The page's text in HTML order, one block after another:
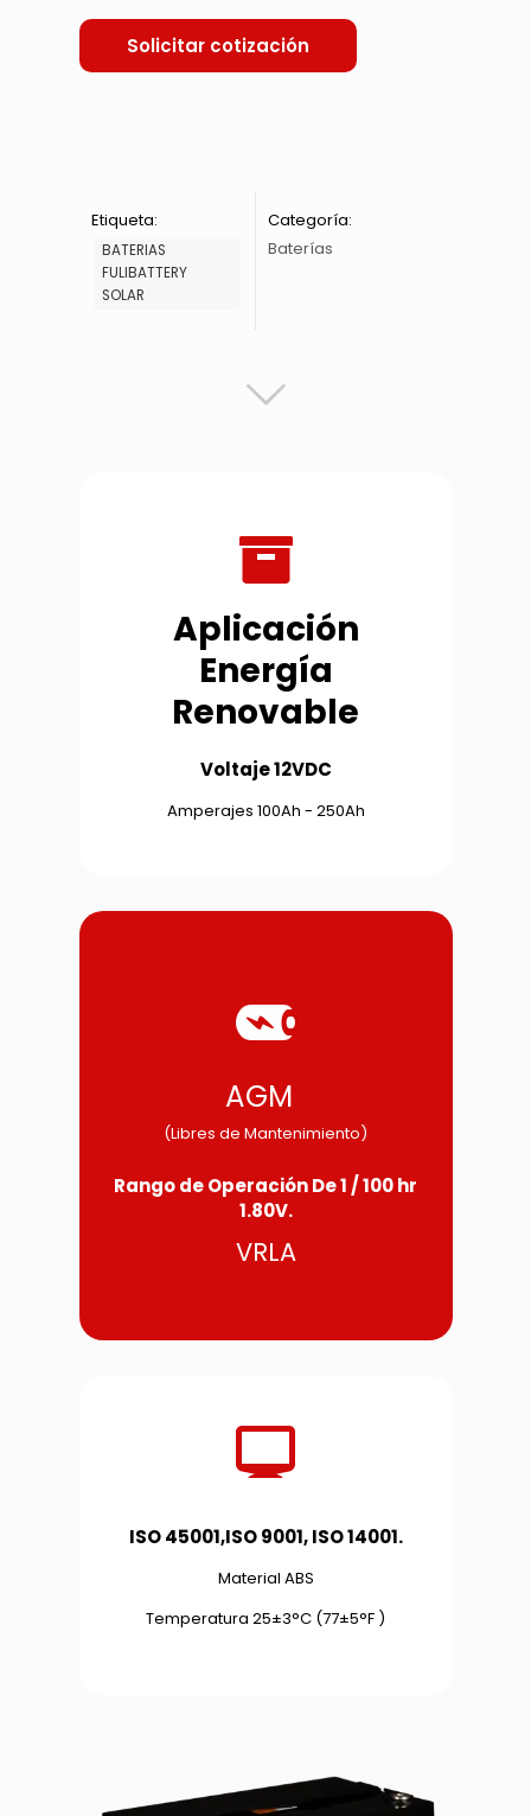
Solicitar cotización
Etiqueta:
BATERIAS
FULIBATTERY
SOLAR
Categoría:
Baterías
Aplicación
Energía
Renovable
Voltaje 12VDC
Amperajes 100Ah - 250Ah
AGM
(Libres de Mantenimiento)
Rango de Operación De 1 / 100 hr
1.80V.
VRLA
ISO 45001,ISO 9001, ISO 14001.
Material ABS
Temperatura 25±3°C (77±5°F )